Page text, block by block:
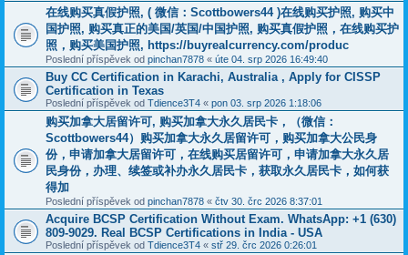
在线购买真假护照, ( 微信：Scottbowers44 )在线购买护照, 购买中
国护照, 购买真正的美国/英国/中国护照, 购买真假护照，在线购买护
照，购买美国护照, https://buyrealcurrency.com/produc
Poslední příspěvek od pinchan7878 « úte 04. srp 2026 16:49:40
Buy CC Certification in Karachi, Australia , Apply for CISSP
Certification in Texas
Poslední příspěvek od Tdience3T4 « pon 03. srp 2026 1:18:06
购买加拿大居留许可, 购买加拿大永久居民卡，（微信：
Scottbowers44）购买加拿大永久居留许可，购买加拿大公民身
份，申请加拿大居留许可，在线购买居留许可，申请加拿大永久居
民身份，办理、续签或补办永久居民卡，获取永久居民卡，如何获
得加
Poslední příspěvek od pinchan7878 « čtv 30. črc 2026 8:37:01
Acquire BCSP Certification Without Exam. WhatsApp: +1 (630)
809-9029. Real BCSP Certifications in India - USA
Poslední příspěvek od Tdience3T4 « stř 29. črc 2026 0:26:01